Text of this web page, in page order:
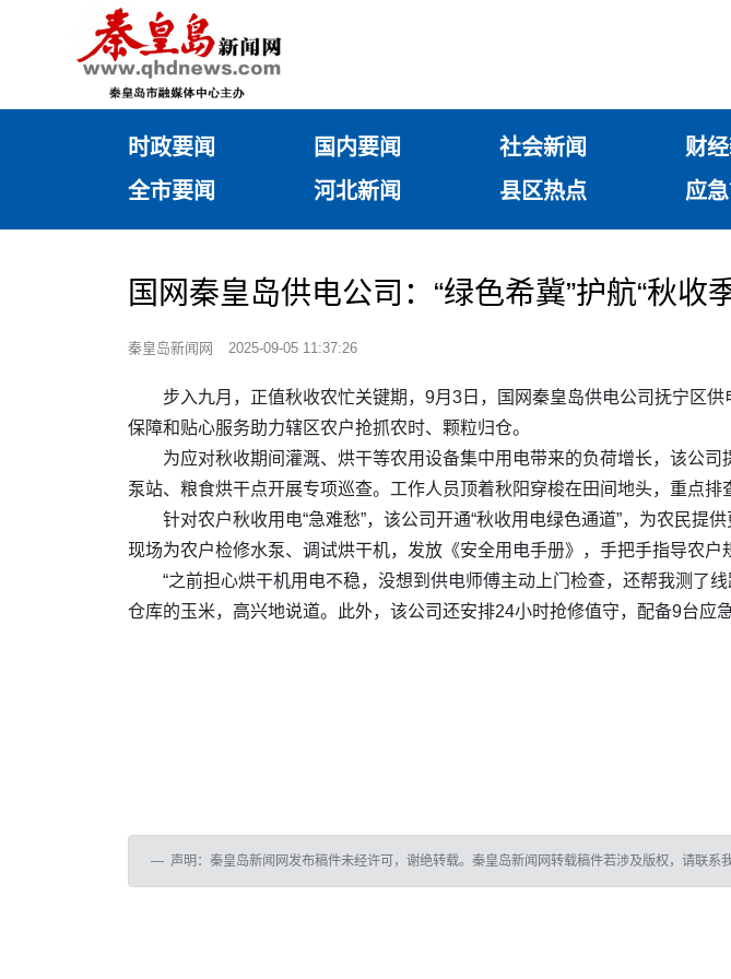
时政要闻 国内要闻 社会新闻 财
全市要闻
河北新闻 县区热点 应
国网秦皇岛供电公司：“绿色希冀”护航“秋收
秦皇岛新闻网 2025-09-05 11:37:26
步入九月，正值秋收农忙关键期，9月3日，国网秦皇岛供电公司抚宁区
保障和贴心服务助力辖区农户抢抓农时、颗粒归仓。
为应对秋收期间灌溉、烘干等农用设备集中用电带来的负荷增长，该公
泵站、粮食烘干点开展专项巡查。工作人员顶着秋阳穿梭在田间地头，重点排
针对农户秋收用电“急难愁”，该公司开通“秋收用电绿色通道”，为农民提
现场为农户检修水泵、调试烘干机，发放《安全用电手册》，手把手指导农户
“之前担心烘干机用电不稳，没想到供电师傅主动上门检查，还帮我测了
仓库的玉米，高兴地说道。此外，该公司还安排24小时抢修值守，配备9台应
声明：秦皇岛新闻网发布稿件未经许可，谢绝转载。秦皇岛新闻网转载稿件若涉及版权，请联系我